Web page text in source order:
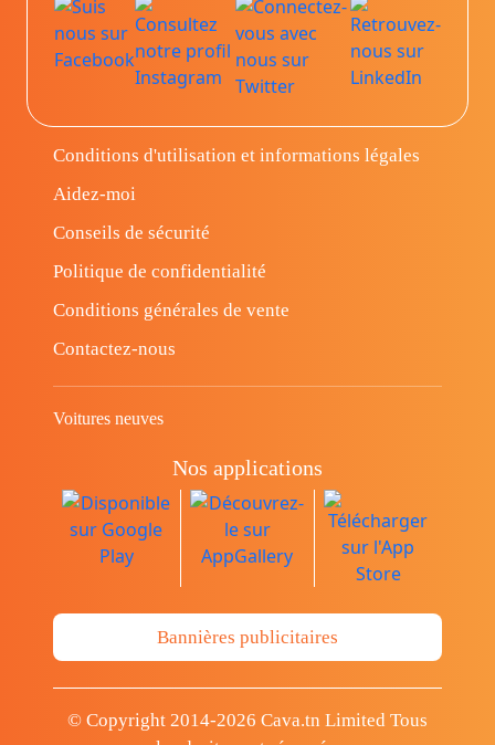
Conditions d'utilisation et informations légales
Aidez-moi
Conseils de sécurité
Politique de confidentialité
Conditions générales de vente
Contactez-nous
Voitures neuves
Nos applications
Bannières publicitaires
© Copyright 2014-2026 Cava.tn Limited Tous